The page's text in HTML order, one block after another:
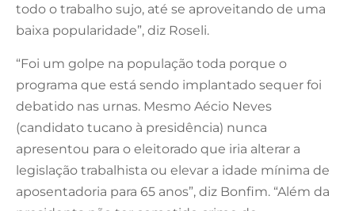
todo o trabalho sujo, até se aproveitando de uma
baixa popularidade”, diz Roseli.
“Foi um golpe na população toda porque o
programa que está sendo implantado sequer foi
debatido nas urnas. Mesmo Aécio Neves
(candidato tucano à presidência) nunca
apresentou para o eleitorado que iria alterar a
legislação trabalhista ou elevar a idade mínima de
aposentadoria para 65 anos”, diz Bonfim. “Além da